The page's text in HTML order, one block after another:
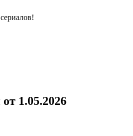
1.05.2026